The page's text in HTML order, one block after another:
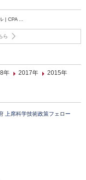
| CPA ...
ら
年 2017年 2015年
上席科学技術政策フェロー